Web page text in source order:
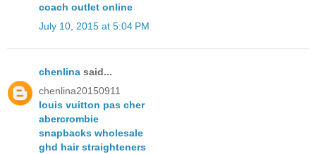
coach outlet online
July 10, 2015 at 5:04 PM
chenlina said...
chenlina20150911
louis vuitton pas cher
abercrombie
snapbacks wholesale
ghd hair straighteners